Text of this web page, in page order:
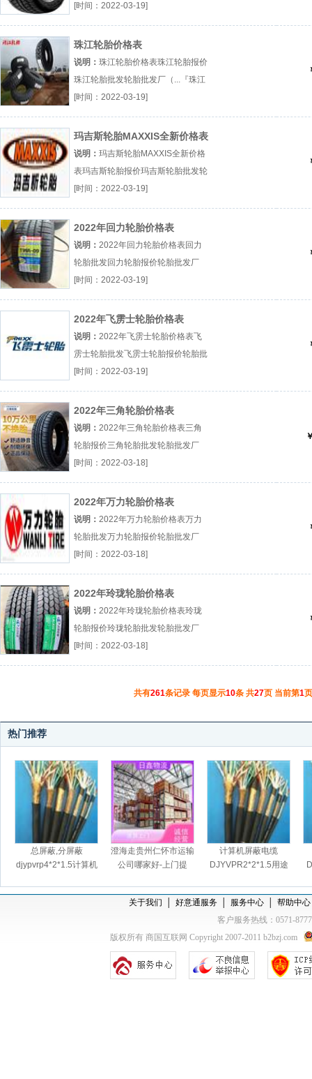
『新迪轮胎报价』
[时间：2022-03-19]
珠江轮胎价格表
说明： 珠江轮胎价格表珠江轮胎报价
珠江轮胎批发轮胎批发厂（...『珠江
轮胎报价』
[时间：2022-03-19]
玛吉斯轮胎MAXXIS全新价格表
说明： 玛吉斯轮胎MAXXIS全新价格
表玛吉斯轮胎报价玛吉斯轮胎批发轮
胎批发厂（...『玛吉斯轮胎报价』
[时间：2022-03-19]
2022年回力轮胎价格表
说明： 2022年回力轮胎价格表回力
轮胎批发回力轮胎报价轮胎批发厂
（...『回力轮胎批发』
[时间：2022-03-19]
2022年飞雳士轮胎价格表
说明： 2022年飞雳士轮胎价格表飞
雳士轮胎批发飞雳士轮胎报价轮胎批
发厂（...『飞雳士轮胎批发』
[时间：2022-03-19]
2022年三角轮胎价格表
说明： 2022年三角轮胎价格表三角
轮胎报价三角轮胎批发轮胎批发厂
（...『三角轮胎报价』
[时间：2022-03-18]
2022年万力轮胎价格表
说明： 2022年万力轮胎价格表万力
轮胎批发万力轮胎报价轮胎批发厂
（...『万力轮胎批发』
[时间：2022-03-18]
2022年玲珑轮胎价格表
说明： 2022年玲珑轮胎价格表玲珑
轮胎报价玲珑轮胎批发轮胎批发厂
（...『玲珑轮胎报价』
[时间：2022-03-18]
共有261条记录 每页显示10条 共27页 当前第1
热门推荐
总屏蔽,分屏蔽
djypvrp4*2*1.5计算机
澄海走贵州仁怀市运输
公司哪家好-上门提
计算机屏蔽电缆
DJYVPR2*2*1.5用途
关于我们 好意通服务 服务中心
帮助中心
客户服务热线：0571-
版权所有 商国互联网 Copyright 2007-2011 b2bzj.com